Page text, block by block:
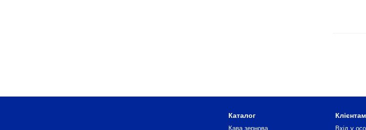
Каталог
Кава зернова
Клієнтам
Вхід у